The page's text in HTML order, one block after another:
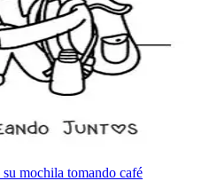
mochila tomando café